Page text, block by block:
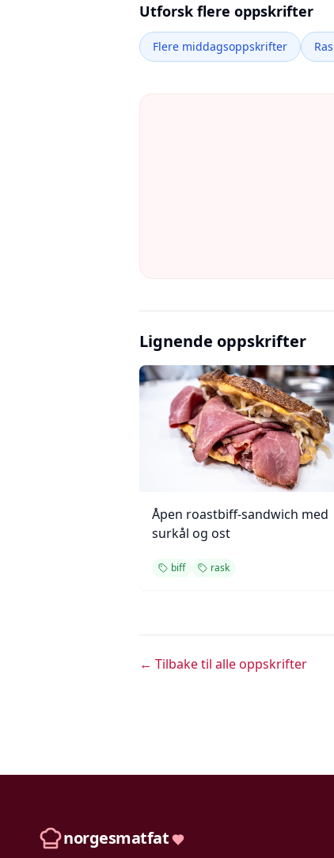
Utforsk flere oppskrifter
Flere middagsoppskrifter
Lignende oppskrifter
Åpen roastbiff-sandwich med
surkål og ost
biff rask
← Tilbake til alle oppskrifter
norgesmatfat